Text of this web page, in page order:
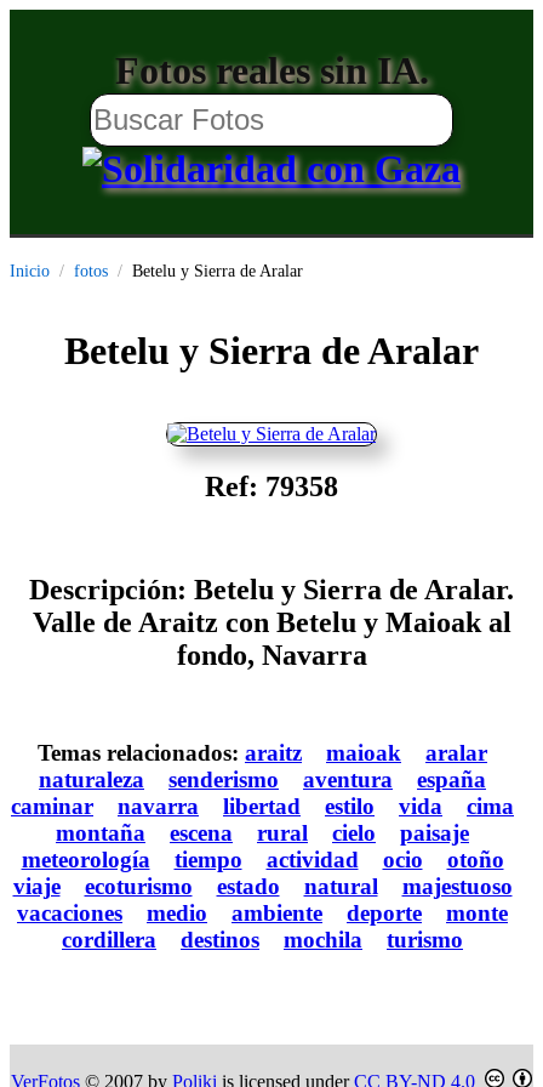
Fotos reales sin IA.
Inicio fotos Betelu y Sierra de Aralar
Betelu y Sierra de Aralar
Ref: 79358
Descripción: Betelu y Sierra de Aralar.
Valle de Araitz con Betelu y Maioak al
fondo, Navarra
Temas relacionados: araitz maioak
aralar
naturaleza
senderismo aventura
españa
caminar
navarra libertad estilo vida
cima
montaña
escena rural cielo
paisaje
meteorología
tiempo actividad ocio
otoño
viaje
ecoturismo estado natural
majestuoso
vacaciones
medio ambiente deporte
monte
cordillera
destinos mochila turismo
VerFotos © 2007 byPoliki is licensed underCC BY-ND 4.0